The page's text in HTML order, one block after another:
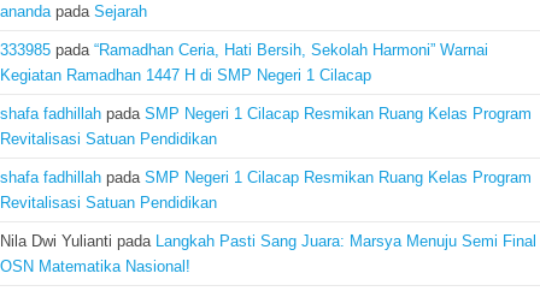
ananda pada Sejarah
333985 pada “Ramadhan Ceria, Hati Bersih, Sekolah Harmoni” Warnai
Kegiatan Ramadhan 1447 H di SMP Negeri 1 Cilacap
shafa fadhillah pada SMP Negeri 1 Cilacap Resmikan Ruang Kelas Program
Revitalisasi Satuan Pendidikan
shafa fadhillah pada SMP Negeri 1 Cilacap Resmikan Ruang Kelas Program
Revitalisasi Satuan Pendidikan
Nila Dwi Yulianti pada
Langkah Pasti Sang Juara: Marsya Menuju Semi Final
OSN Matematika Nasional!